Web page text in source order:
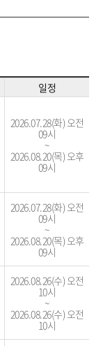
일정
2026.07.28(화) 오전
09시
~
2026.08.20(목) 오후
09시
2026.07.28(화) 오전
09시
~
2026.08.20(목) 오후
09시
2026.08.26(수) 오전
10시
~
2026.08.26(수) 오전
10시